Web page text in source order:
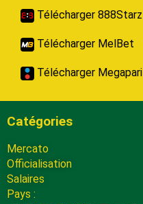
Télécharger 888Starz
Télécharger MelBet
Télécharger Megapari
Catégories
Mercato
Officialisation
Salaires
Pays :